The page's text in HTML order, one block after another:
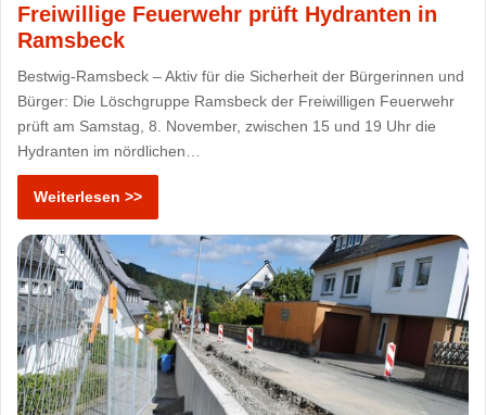
Freiwillige Feuerwehr prüft Hydranten in
Ramsbeck
Bestwig-Ramsbeck – Aktiv für die Sicherheit der Bürgerinnen und
Bürger: Die Löschgruppe Ramsbeck der Freiwilligen Feuerwehr
prüft am Samstag, 8. November, zwischen 15 und 19 Uhr die
Hydranten im nördlichen…
Weiterlesen >>